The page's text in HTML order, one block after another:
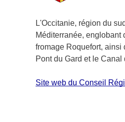
L'Occitanie, région du
Méditerranée, englobant
fromage Roquefort, ainsi
Pont du Gard et le
Site web du Conseil